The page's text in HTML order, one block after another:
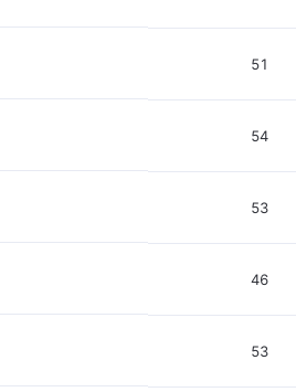
51
54
53
46
53